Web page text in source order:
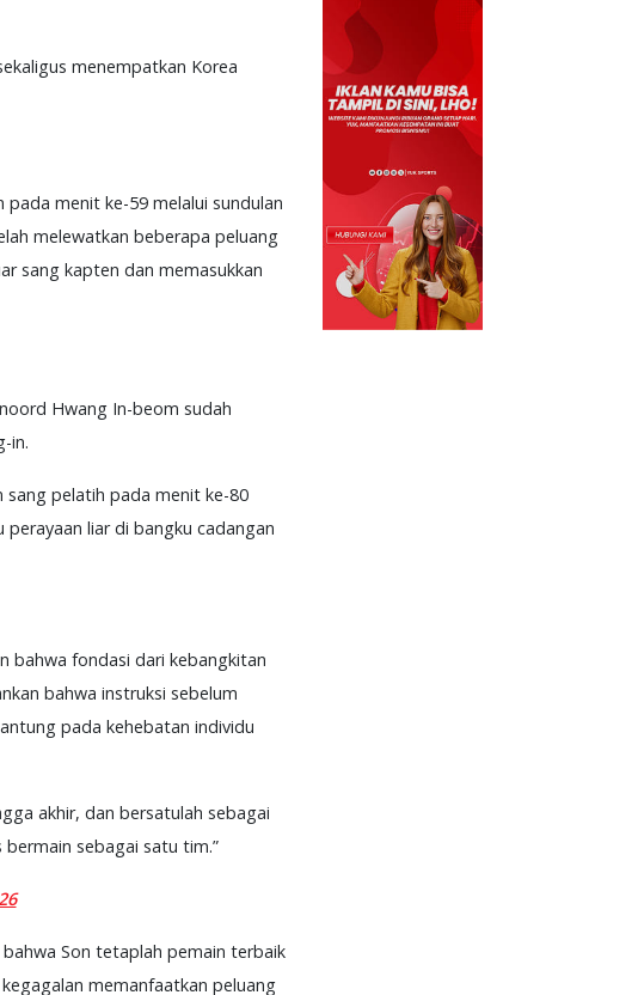
menempatkan Korea
menit ke-59 melalui sundulan
melewatkan beberapa peluang
sang kapten dan memasukkan
Hwang In-beom sudah
in.
sang pelatih pada menit ke-80
liar di bangku cadangan
bahwa fondasi dari kebangkitan
bahwa instruksi sebelum
pada kehebatan individu
akhir, dan bersatulah sebagai
sebagai satu tim.”
Son tetaplah pemain terbaik
memanfaatkan peluang